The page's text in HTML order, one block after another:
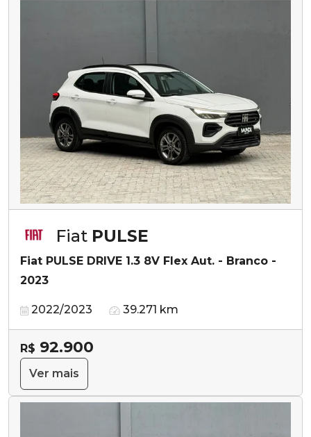
Fiat PULSE
Fiat PULSE DRIVE 1.3 8V Flex Aut. - Branco -
2023
2022/2023 39.271 km
R$ 92.900
Ver mais